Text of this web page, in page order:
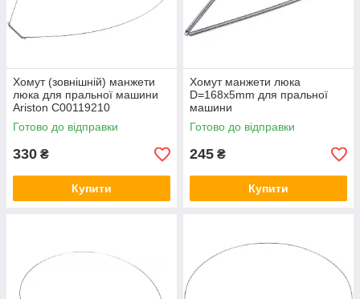
Хомут (зовнішній) манжети
люка для пральної машини
Ariston C00119210
Готово до відправки
330 ₴
Купити
Хомут манжети люка
D=168x5mm для пральної
машини
Готово до відправки
245 ₴
Купити